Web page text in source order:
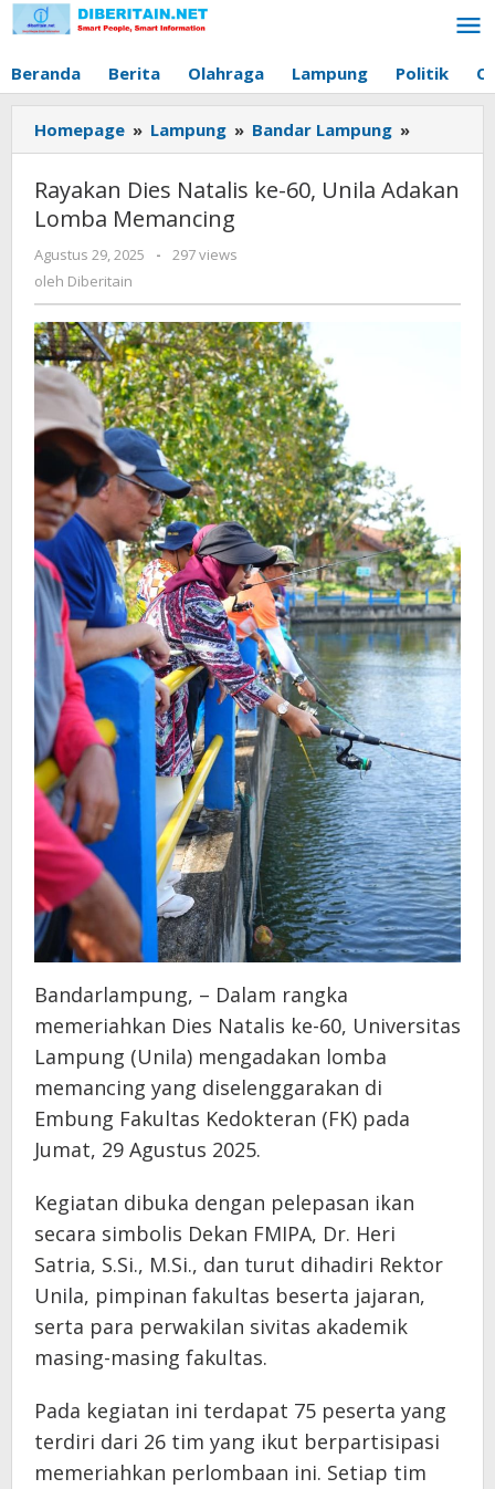
Lewati
ke
Beranda Berita Olahraga Lampung Politik
Homepage » Lampung » Bandar Lampung »
Dies
Natalis
ke-
Lomba
Rayakan Dies Natalis ke-60, Unila Adakan
Lomba Memancing
Agustus 29, 2025
oleh
-
297 views
oleh Diberitain
Bandarlampung, – Dalam rangka
memeriahkan Dies Natalis ke-60, Universitas
Lampung (Unila) mengadakan lomba
memancing yang diselenggarakan di
Embung Fakultas Kedokteran (FK) pada
Jumat, 29 Agustus 2025.
Kegiatan dibuka dengan pelepasan ikan
secara simbolis Dekan FMIPA, Dr. Heri
Satria, S.Si., M.Si., dan turut dihadiri Rektor
Unila, pimpinan fakultas beserta jajaran,
serta para perwakilan sivitas akademik
masing-masing fakultas.
Pada kegiatan ini terdapat 75 peserta yang
terdiri dari 26 tim yang ikut berpartisipasi
memeriahkan perlombaan ini. Setiap tim